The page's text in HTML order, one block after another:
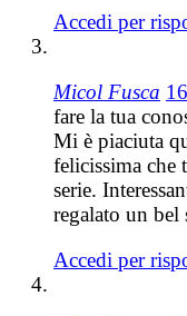
Accedi per
Micol Fusca
fare la tua
Mi è piaciuta
felicissima che
serie.
regalato un bel
Accedi per